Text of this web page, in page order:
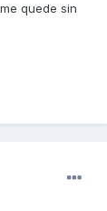
quede sin